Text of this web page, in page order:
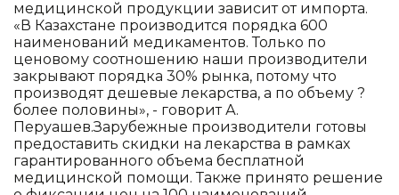
медицинской продукции зависит от импорта.
«В Казахстане производится порядка 600
наименований медикаментов. Только по
ценовому соотношению наши производители
закрывают порядка 30% рынка, потому что
производят дешевые лекарства, а по объему ?
более половины», - говорит А.
Перуашев.Зарубежные производители готовы
предоставить скидки на лекарства в рамках
гарантированного объема бесплатной
медицинской помощи. Также принято решение